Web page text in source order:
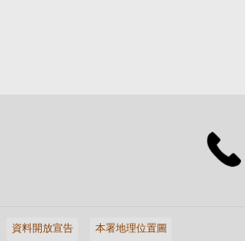
資料開放宣告 本署地理位置圖